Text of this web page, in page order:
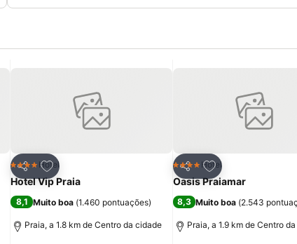
Partilhar
Adicionar aos favoritos
4 EstrelasHotel
Hotel Vip Praia
8,1 Muito boa (1.460 pontuações)
Praia, a 1.8 km de Centro da cidade
Partilhar
Adicionar aos
4 EstrelasHotel
Oasis Praiamar
8,3 Muito boa (2.543
Praia, a 1.9 km de Centro